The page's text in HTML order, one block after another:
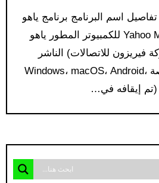
اسم البرنامج برنامج ياهو
ماسنجر Yahoo Messenger للكمبيوتر المطور ياهو
فيريزون للاتصالات) الناشر
FaresCD دعم المنصة Windows، macOS، Android،